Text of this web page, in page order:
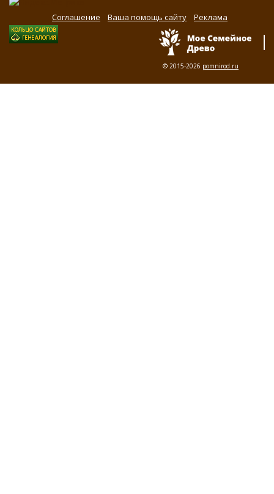
Соглашение Ваша помощь сайту Реклама
© 2015-2026 pomnirod.ru